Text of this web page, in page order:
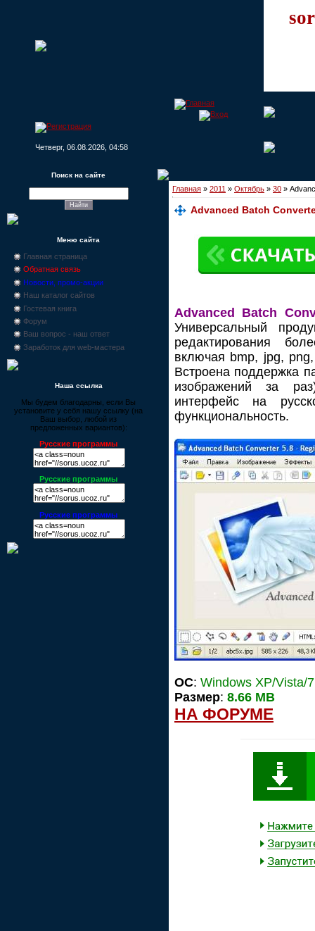
Четверг, 06.08.2026, 04:58
Поиск на сайте
Меню сайта
Главная страница
Обратная связь
Новости, промо-акции
Наш каталог сайтов
Гостевая книга
Форум
Ваш вопрос - наш ответ
Заработок для web-мастера
Наша ссылка
Мы будем благодарны, если Вы
установите у себя нашу ссылку (на
Ваш выбор, любой из
предложенных вариантов):
Русские программы
Русские программы
Русские программы
Главная » 2011 » Октябрь » 30 »
Advanced Batch
Advanced Batch
Универсальный
редактирования
включая bmp, jpg,
Встроена поддержка
изображений за
интерфейс на
функциональность.
OC: Windows XP/Vista/7
Размер: 8.66 MB
НА ФОРУМЕ